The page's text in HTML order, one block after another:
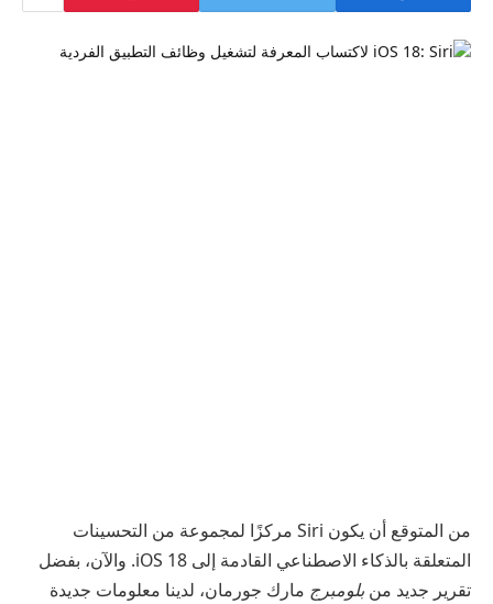
من المتوقع أن يكون Siri مركزًا لمجموعة من التحسينات
المتعلقة بالذكاء الاصطناعي القادمة إلى iOS 18. والآن، بفضل
تقرير جديد من بلومبرج مارك جورمان، لدينا معلومات جديدة